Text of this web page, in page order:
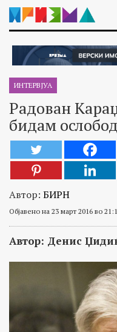
ИНТЕРВЈУА
Радован
бидам
Автор: БИРН
Објавено на 23 март 2016 во
Автор: Денис